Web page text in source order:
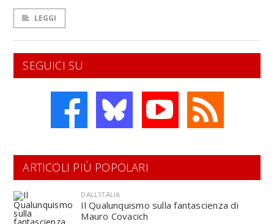
LEGGI
SEGUICI SU
ARTICOLI PIÙ POPOLARI
DALL'ITALIA
Il Qualunquismo sulla fantascienza di
Mauro Covacich